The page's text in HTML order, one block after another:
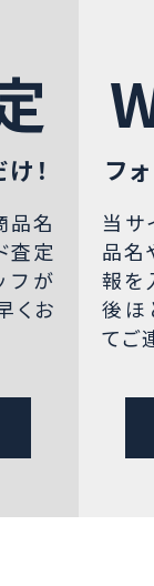
！
品名
査定
フが
くお
フ
当サ
品名
報を
後ほ
てご